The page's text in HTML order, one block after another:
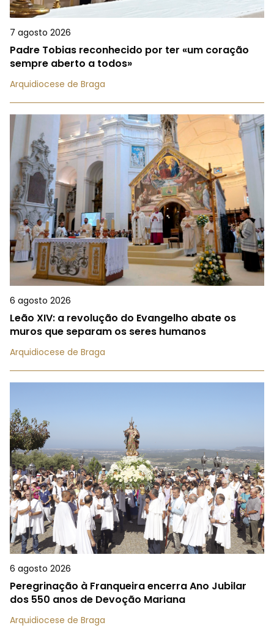
7 agosto 2026
Padre Tobias reconhecido por ter «um coração
sempre aberto a todos»
Arquidiocese de Braga
6 agosto 2026
Leão XIV: a revolução do Evangelho abate os
muros que separam os seres humanos
Arquidiocese de Braga
6 agosto 2026
Peregrinação à Franqueira encerra Ano Jubilar
dos 550 anos de Devoção Mariana
Arquidiocese de Braga